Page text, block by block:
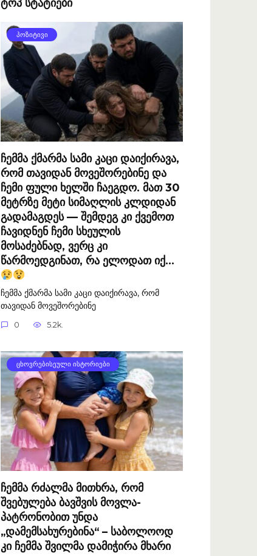
ტოპ სტატიები
ᲞᲝᲖᲘᲢᲘᲕᲘ
ჩემმა ქმარმა სამი კაცი დაიქირავა,
რომ თავიდან მოვეშორებინე და
ჩემი ფული ხელში ჩაეგდო. მათ 30
მეტრზე მეტი სიმაღლის კლდიდან
გადამაგდეს — შემდეგ კი ქვემოთ
ჩავიდნენ ჩემი სხეულის
მოსაძებნად, ვერც კი
წარმოედგინათ, რა ელოდათ იქ…
ჩემმა ქმარმა სამი კაცი დაიქირავა, რომ
თავიდან მოვეშორებინე
0 5.2k.
ᲪᲮᲝᲕᲠᲔᲑᲘᲡᲔᲣᲚᲘ ᲘᲡᲢᲝᲠᲘᲔᲑᲘ
ჩემმა რძალმა მითხრა, რომ
შვებულება ბავშვის მოვლა-
პატრონობით უნდა
„დამემსახურებინა“ – საბოლოოდ
კი ჩემმა შვილმა დამიჭირა მხარი